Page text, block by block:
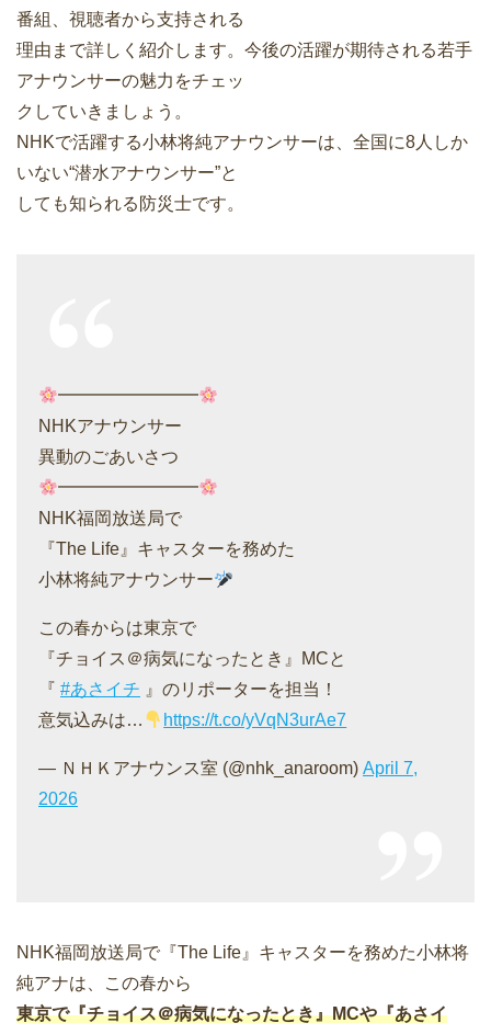
番組、視聴者から支持される
理由まで詳しく紹介します。今後の活躍が期待される若手
アナウンサーの魅力をチェッ
クしていきましょう。
NHKで活躍する小林将純アナウンサーは、全国に8人しか
いない“潜水アナウンサー”と
しても知られる防災士です。
━━━━━━━━
NHKアナウンサー
異動のごあいさつ
━━━━━━━━
NHK福岡放送局で
『The Life』キャスターを務めた
小林将純アナウンサー
この春からは東京で
『チョイス＠病気になったとき』MCと
『 #あさイチ 』のリポーターを担当！
意気込みは…
https://t.co/yVqN3urAe7
— ＮＨＫアナウンス室 (@nhk_anaroom) April 7,
2026
NHK福岡放送局で『The Life』キャスターを務めた小林将
純アナは、この春から
東京で『チョイス＠病気になったとき』MCや『あさイ